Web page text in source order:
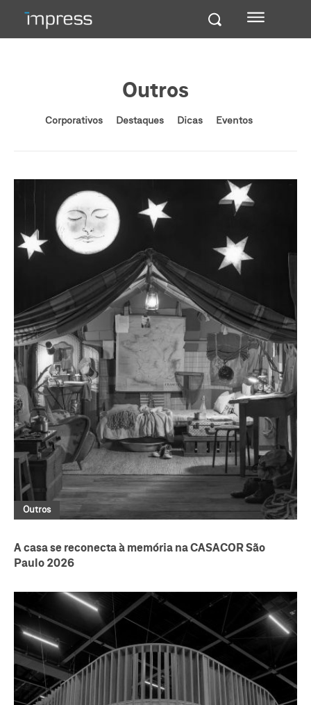
Outros
Corporativos Destaques Dicas Eventos
Outros
A casa se reconecta à memória na CASACOR São
Paulo 2026